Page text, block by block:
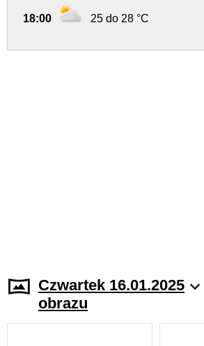
18:00 25 do 28 °C
Czwartek 16.01.2025
obrazu